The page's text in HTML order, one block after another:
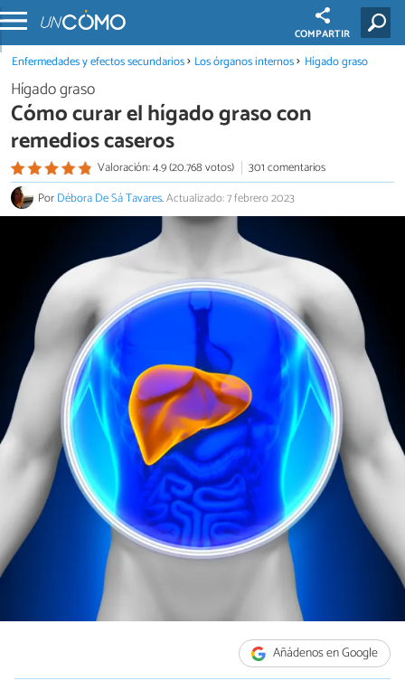
COMPARTIR
Enfermedades y efectos secundarios Los órganos internos Hígado graso
Hígado graso
Cómo curar el hígado graso con
remedios caseros
Valoración: 4.9 (20.768 votos)
301 comentarios
PorDébora De Sá Tavares.Actualizado: 7 febrero 2023
Añádenos en Google